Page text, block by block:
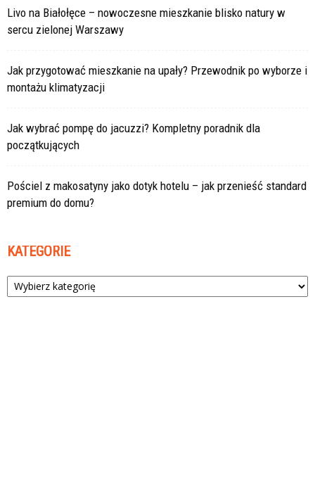
Livo na Białołęce – nowoczesne mieszkanie blisko natury w
sercu zielonej Warszawy
Jak przygotować mieszkanie na upały? Przewodnik po wyborze i
montażu klimatyzacji
Jak wybrać pompę do jacuzzi? Kompletny poradnik dla
początkujących
Pościel z makosatyny jako dotyk hotelu – jak przenieść standard
premium do domu?
KATEGORIE
Kategorie